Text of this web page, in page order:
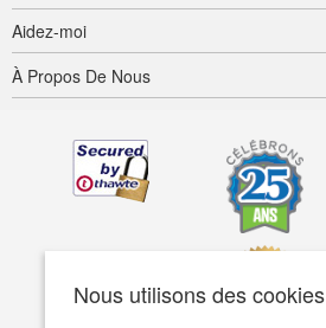
Nous utilisons des cookies
Aidez-moi
À Propos De Nous